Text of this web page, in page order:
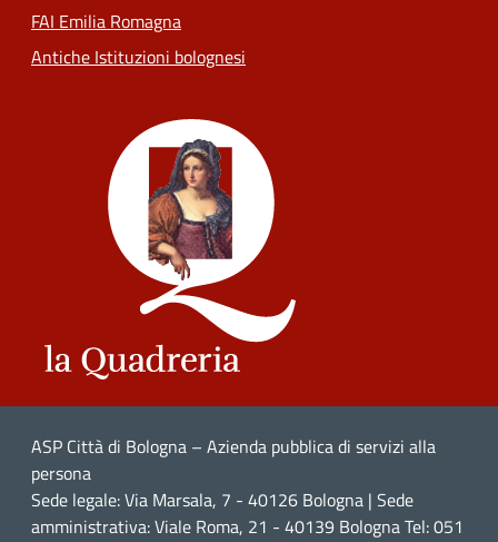
FAI Emilia Romagna
Antiche Istituzioni bolognesi
ASP Città di Bologna – Azienda pubblica di servizi alla
persona
Sede legale: Via Marsala, 7 - 40126 Bologna | Sede
amministrativa: Viale Roma, 21 - 40139 Bologna Tel: 051